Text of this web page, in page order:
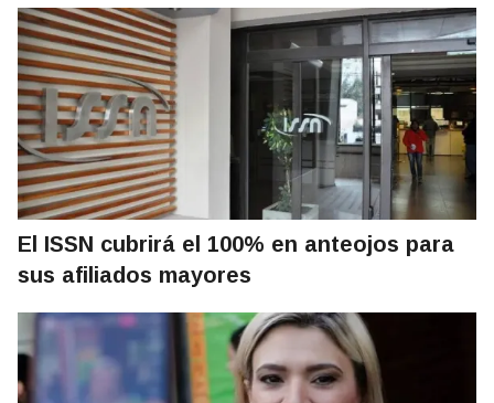
El ISSN cubrirá el 100% en anteojos para
sus afiliados mayores